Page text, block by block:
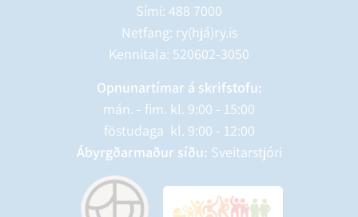
Sími: 488 7000
Netfang: ry(hjá)ry.is
Kennitala: 520602-3050
Opnunartímar á skrifstofu:
mán. - fim. kl. 9:00 - 15:00
föstudaga kl. 9:00 - 12:00
Ábyrgðarmaður síðu: Sveitarstjóri